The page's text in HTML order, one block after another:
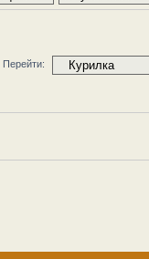
Перейти: